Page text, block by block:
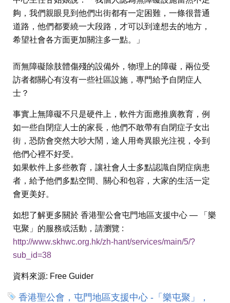
夠，我們親眼見到他們出街都有一定困難，一條很普通
道路，他們都要繞一大段路，才可以到達想去的地方，
希望社會各方面更加關注多一點。」
而無障礙除肢體傷殘的設備外，物理上的障礙，兩位受
訪者都關心有沒有一些社區設施，專門給予自閉症人
士？
事實上無障礙不只是硬件上，軟件方面應推廣教育，例
如一些自閉症人士的家長，他們不敢帶有自閉症子女出
街，恐防會突然大吵大鬧，途人用奇異眼光注視，令到
他們心裡不好受。
如果軟件上多些教育，讓社會人士多點認識自閉症病患
者，給予他們多點空間、關心和包容，大家的生活一定
會更美好。
如想了解更多關於 香港聖公會屯門地區支援中心 — 「樂
屯聚」的服務或活動，請瀏覽 :
http://www.skhwc.org.hk/zh-hant/services/main/5/?
sub_id=38
資料來源: Free Guider
香港聖公會，屯門地區支援中心 -「樂屯聚」，